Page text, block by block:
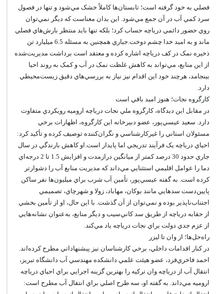
فصلي به خود گرفته است؛ تابستان‌ها کاملاً خشک مي‌شود و تنها در فصول
سرد کمي آب در آن جمع مي‌شود. اين بدان معناست که ديگر نمي‌توان
روي حضور دائمي درياچه حساب کرد؛ بلکه تنها بايد منتظر بارش‌هاي فصلي
ماند و به اميد خدا چشم دوخت.جباري همچنين به مسئله 6.5 ميليارد تن
ذخيره نمک در کف درياچه اشاره کرده و معتقد است برداشت مديريت‌شده
از اين منابع، مي‌تواند به کاهش غلظت نمک در آب و کمک به روند احيا
بينجامد، هرچند خود اين اقدام نيز نياز به بررسي‌هاي دقيق زيست‌محيطي
دارد.
کارگروه نجات؛ هنوز اميد باقي است
در مقابل اين ديدگاه، کارگروه ملي نجات درياچه اروميه رويکردي متفاوت
دارد. سعيد عيسي‌پور، عضو دبيرخانه اين کارگروه، اظهارات برخي
مسئولان استاني را غيرکارشناسي و نگران‌کننده توصيف کرده و تأکيد کرد:
احياي درياچه يک فرآيند تدريجي اما پايدار است.او کاهش بارندگي در سال
جاري حدود 30 درصد کمتر از ميانگين درازمدت و افزايش 1.5 تا 2 درجه‌اي
دما را عوامل اقليمي استثنايي مي‌داند که مديريت منابع آب را دشوارتر
کرده است. به گفته عيسي‌پور، تأمين آب شرب براي ميليون‌ها نفر ساکن
پايين‌دست سدهايي مانند بوکان، مهاباد، زولا و شهرچاي، تصميمي
اجتناب‌ناپذير بوده و نمي‌توان از آن گذشت. با اين حال، او از تأمين بخشي
از حقابه درياچه از طريق سد کاني‌سيب و ديگر منابع، به‌عنوان نشانه‌هايي
از عزم جدي دولت براي نجات درياچه ياد مي‌کند.
راه‌حل‌ها؛ از وان تا ليزر
در کنار اقدامات داخلي، برخي کارشناسان نيز پيشنهاداتي مطرح کرده‌اند.
احمد فاخري‌فرد، عضو هيئت علمي دانشکده مهندسي آب دانشگاه تبريز،
انتقال آب از درياچه وان ترکيه را بهترين گزينه اجرايي براي احياي درياچه
اروميه مي‌داند. به گفته او، سه طرح اصلي براي انتقال آب مطرح است: